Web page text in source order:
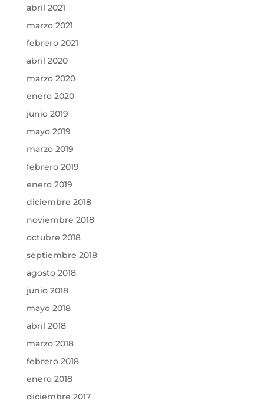
abril 2021
marzo 2021
febrero 2021
abril 2020
marzo 2020
enero 2020
junio 2019
mayo 2019
marzo 2019
febrero 2019
enero 2019
diciembre 2018
noviembre 2018
octubre 2018
septiembre 2018
agosto 2018
junio 2018
mayo 2018
abril 2018
marzo 2018
febrero 2018
enero 2018
diciembre 2017